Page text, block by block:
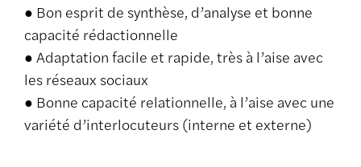
● Bon esprit de synthèse, d’analyse et bonne
capacité rédactionnelle
● Adaptation facile et rapide, très à l’aise avec
les réseaux sociaux
● Bonne capacité relationnelle, à l’aise avec une
variété d’interlocuteurs (interne et externe)